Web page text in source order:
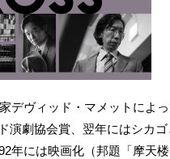
デヴィッド・マメットによ
演劇協会賞、翌年にはシカ
年には映画化（邦題「摩天楼